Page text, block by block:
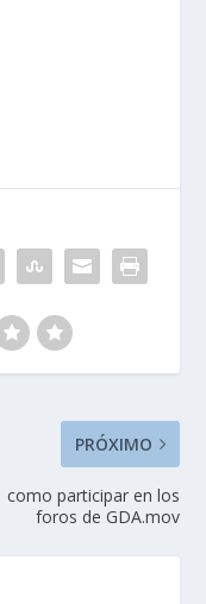
PRÓXIMO
como participar en los
foros de GDA.mov